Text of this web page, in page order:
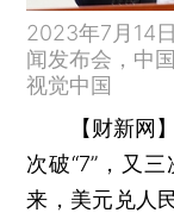
2023年7月14
闻发布会，中
视觉中国
【财新网】
次破“7”，又
来，美元兑人